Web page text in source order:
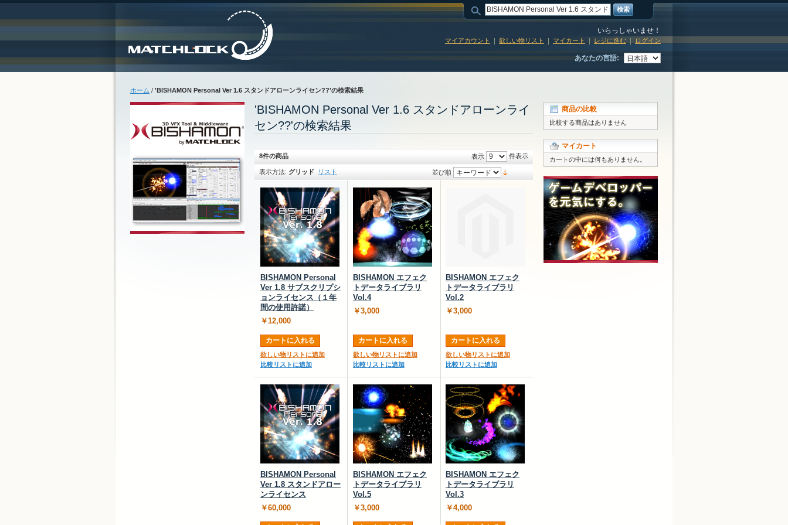
検索
いらっしゃいませ！
マイアカウント 欲しい物リスト マイカート レジに進む ログイン
あなたの言語:
ホーム / 'BISHAMON Personal Ver 1.6 スタンドアローンライセン??'の検索結果
'BISHAMON Personal Ver 1.6 スタンドアローンライ
セン??'の検索結果
8件の商品 表示 件表示
表示方法: グリッド リスト 並び順
BISHAMON Personal
Ver 1.8 サブスクリプシ
ョンライセンス（１年
間の使用許諾）
￥12,000
カートに入れる
欲しい物リストに追加
比較リストに追加
BISHAMON エフェク
トデータライブラリ
Vol.4
￥3,000
カートに入れる
欲しい物リストに追加
比較リストに追加
BISHAMON エフェク
トデータライブラリ
Vol.2
￥3,000
カートに入れる
欲しい物リストに追加
比較リストに追加
BISHAMON Personal
Ver 1.8 スタンドアロー
ンライセンス
￥60,000
BISHAMON エフェク
トデータライブラリ
Vol.5
￥3,000
BISHAMON エフェク
トデータライブラリ
Vol.3
￥4,000
商品の比較
比較する商品はありません
マイカート
カートの中には何もありません。